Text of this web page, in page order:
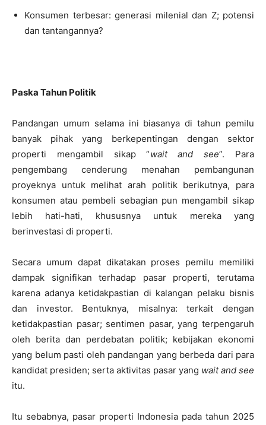
Konsumen terbesar: generasi milenial dan Z; potensi
dan tantangannya?
Paska Tahun Politik
Pandangan umum selama ini biasanya di tahun pemilu
banyak pihak yang berkepentingan dengan sektor
properti mengambil sikap “wait and see”. Para
pengembang cenderung menahan pembangunan
proyeknya untuk melihat arah politik berikutnya, para
konsumen atau pembeli sebagian pun mengambil sikap
lebih hati-hati, khususnya untuk mereka yang
berinvestasi di properti.
Secara umum dapat dikatakan proses pemilu memiliki
dampak signifikan terhadap pasar properti, terutama
karena adanya ketidakpastian di kalangan pelaku bisnis
dan investor. Bentuknya, misalnya: terkait dengan
ketidakpastian pasar; sentimen pasar, yang terpengaruh
oleh berita dan perdebatan politik; kebijakan ekonomi
yang belum pasti oleh pandangan yang berbeda dari para
kandidat presiden; serta aktivitas pasar yang wait and see
itu.
Itu sebabnya, pasar properti Indonesia pada tahun 2025